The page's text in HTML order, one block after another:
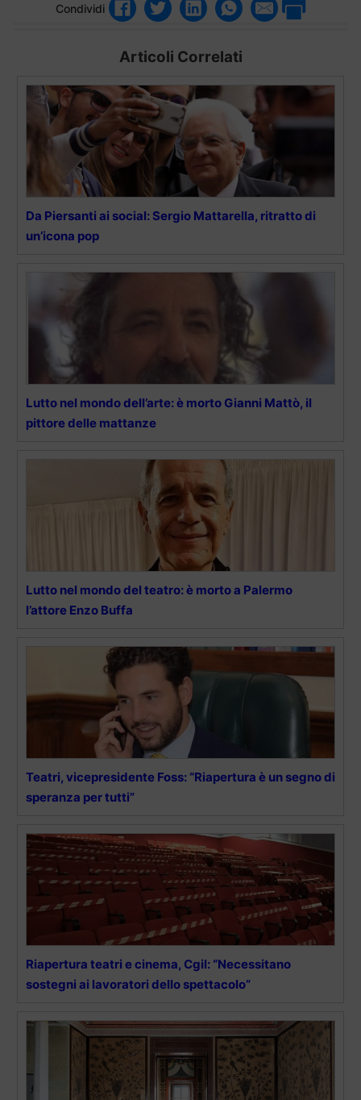
Condividi
Articoli Correlati
Da Piersanti ai social: Sergio Mattarella, ritratto di
un’icona pop
Lutto nel mondo dell’arte: è morto Gianni Mattò, il
pittore delle mattanze
Lutto nel mondo del teatro: è morto a Palermo
l’attore Enzo Buffa
Teatri, vicepresidente Foss: “Riapertura è un segno di
speranza per tutti”
Riapertura teatri e cinema, Cgil: “Necessitano
sostegni ai lavoratori dello spettacolo”